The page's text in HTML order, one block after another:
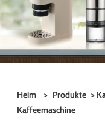
Heim > Produkte >
Kaffeemaschine